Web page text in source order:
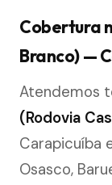
Cobertura
Branco) —
Atendemos
(Rodovia
Carapicuíba
Osasco,